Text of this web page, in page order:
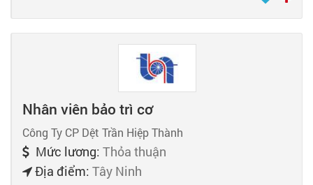
Nhân viên bảo trì cơ
Công Ty CP Dệt Trần Hiệp Thành
Mức lương: Thỏa thuận
Địa điểm: Tây Ninh